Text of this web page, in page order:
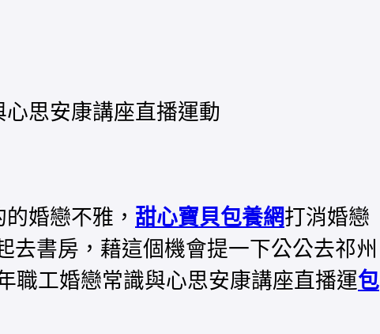
思安康講座直播運動
婚戀不雅， 甜心寶貝包養網打消婚戀
書房，藉這個機會提一下公公去祁州
職工婚戀常識與心思安康講座直播運包